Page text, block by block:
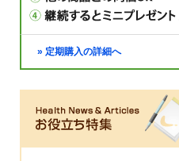
» 定期購入の詳細へ